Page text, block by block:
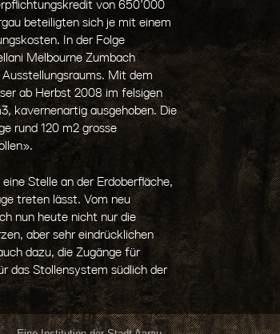
von 650’000
beteiligten sich je mit einem
In der Folge
Melbourne Zumbach
Mit dem
ab Herbst 2008 im felsigen
kavernenartig ausgehoben. Die
rund 120 m2 grosse
Stelle an der Erdoberfläche,
treten lässt. Vom neu
nun heute nicht nur die
aber sehr eindrücklichen
dazu, die Zugänge für
das Stollensystem südlich der